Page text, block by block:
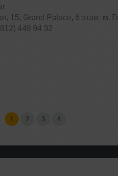
15, Grand Palace, 6 этаж, м.
449 94 32
1 2 3 4